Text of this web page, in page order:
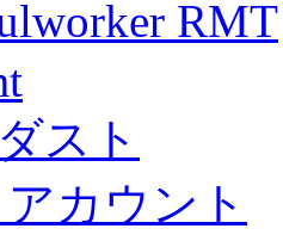
RMT
スト
カウント